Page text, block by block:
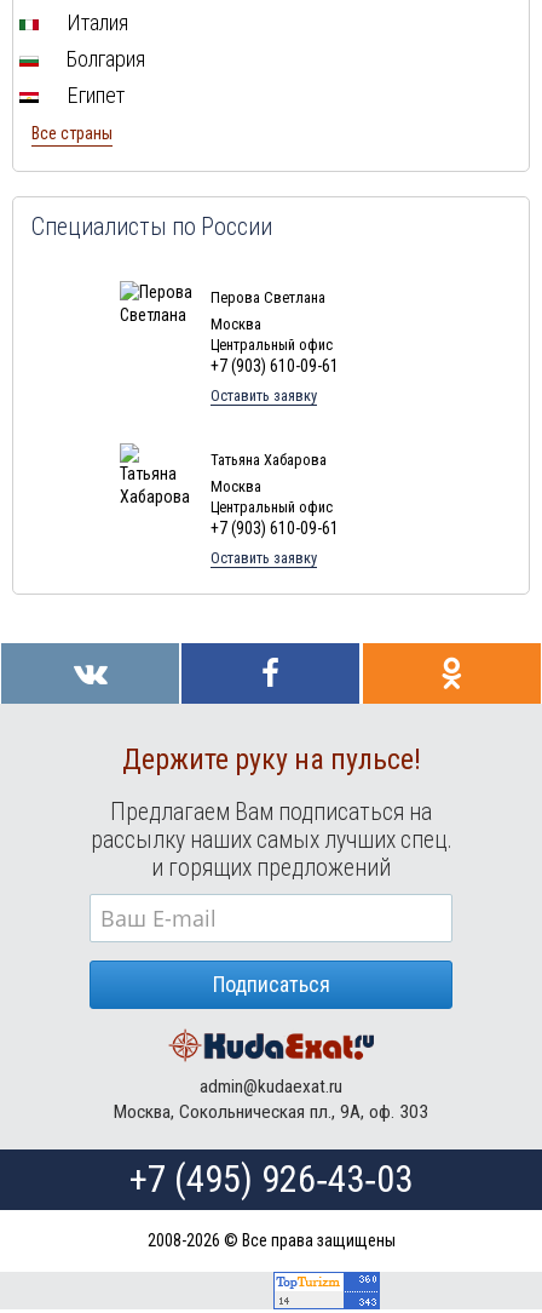
Туры в Индию в августе
Туры в Тунис в августе
Туры в Норвегию в августе
Туры в Кубу в августе
Доминиканская Республика
Туры в Грецию в августе
Туры в Мальдивы в августе
Туры в Маврикий в августе
Италия
Болгария
Египет
Все страны
Специалисты по России
Перова Светлана
Москва
Центральный офис
+7 (903) 610-09-61
Оставить заявку
Татьяна Хабарова
Москва
Центральный офис
+7 (903) 610-09-61
Оставить заявку
Держите руку на пульсе!
Предлагаем Вам подписаться на
рассылку наших самых лучших спец.
и горящих предложений
Подписаться
admin@kudaexat.ru
Москва, Сокольническая пл., 9А, оф. 303
+7 (495) 926‑43‑03
2008-2026 © Все права защищены